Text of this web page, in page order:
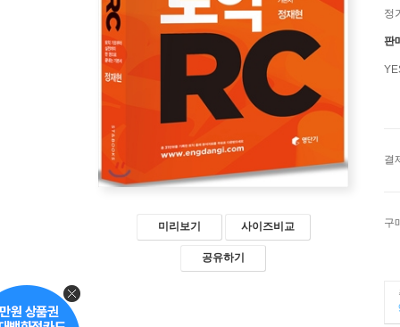
미리보기 사이즈비교
공유하기
정
판
결
구